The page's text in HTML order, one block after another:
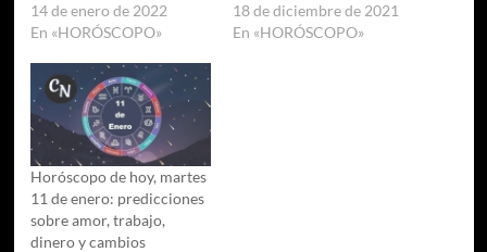
14 de enero de 2022
En «HORÓSCOPO»
18 de diciembre de 2021
En «HORÓSCOPO»
Horóscopo de hoy, martes
11 de enero: predicciones
sobre amor, trabajo,
dinero y cambios